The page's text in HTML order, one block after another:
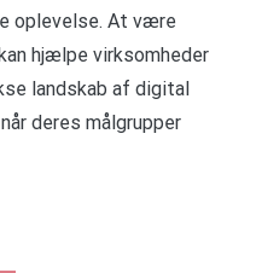
oplevelse. At være
hjælpe virksomheder
landskab af digital
deres målgrupper